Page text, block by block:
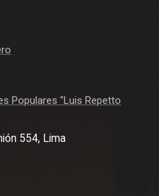
Populares "Luis Repetto
554, Lima